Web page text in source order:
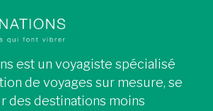
est un voyagiste spécialisé
de voyages sur mesure, se
des destinations moins